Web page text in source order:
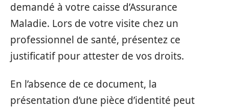
demandé à votre caisse d’Assurance
Maladie. Lors de votre visite chez un
professionnel de santé, présentez ce
justificatif pour attester de vos droits.
En l’absence de ce document, la
présentation d’une pièce d’identité peut